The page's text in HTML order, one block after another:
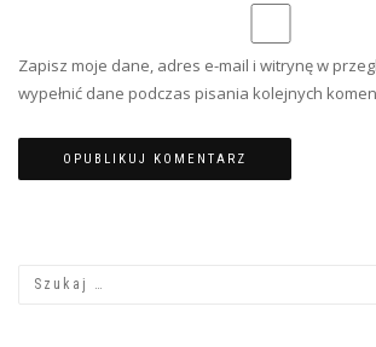
Zapisz moje dane, adres e-mail i witrynę w
wypełnić dane podczas pisania kolejnych